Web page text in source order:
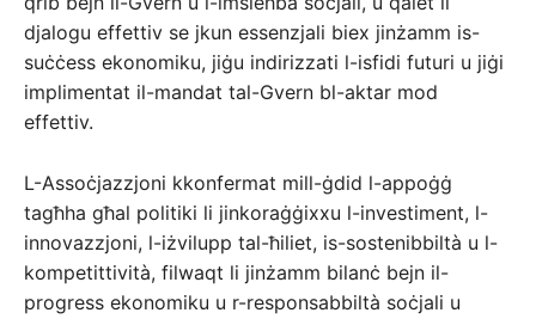
djalogu effettiv se jkun essenzjali biex jinżamm is-
suċċess ekonomiku, jiġu indirizzati l-isfidi futuri u jiġi
implimentat il-mandat tal-Gvern bl-aktar mod
effettiv.
L-Assoċjazzjoni kkonfermat mill-ġdid l-appoġġ
tagħha għal politiki li jinkoraġġixxu l-investiment, l-
innovazzjoni, l-iżvilupp tal-ħiliet, is-sostenibbiltà u l-
kompetittività, filwaqt li jinżamm bilanċ bejn il-
progress ekonomiku u r-responsabbiltà soċjali u